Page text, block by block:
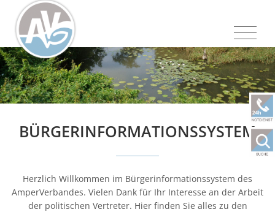
BÜRGERINFORMATIONSSYSTEM
Herzlich Willkommen im Bürgerinformationssystem des
AmperVerbandes. Vielen Dank für Ihr Interesse an der Arbeit
der politischen Vertreter. Hier finden Sie alles zu den